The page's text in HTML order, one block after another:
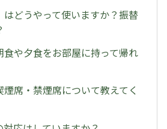
はどうやって使いますか？振替
食や夕食をお部屋に持って帰れ
煙席・禁煙席について教えてく